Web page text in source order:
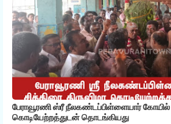
பேராவூரணி ஸ்ரீ நீலகண்டப்பிள்ளையார் கோயில்
கொடியேற்றத்துடன் தொடங்கியது